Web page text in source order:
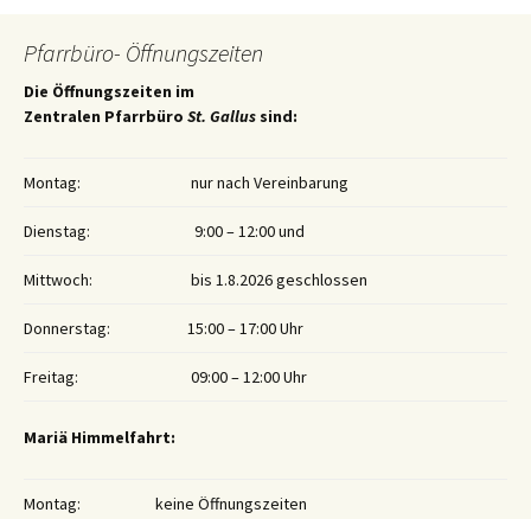
Pfarrbüro- Öffnungszeiten
Die Öffnungszeiten im
Zentralen Pfarrbüro St. Gallus sind:
Montag: nur nach Vereinbarung
Dienstag: 9:00 – 12:00 und
Mittwoch: bis 1.8.2026 geschlossen
Donnerstag: 15:00 – 17:00 Uhr
Freitag: 09:00 – 12:00 Uhr
Mariä Himmelfahrt:
Montag: keine Öffnungszeiten